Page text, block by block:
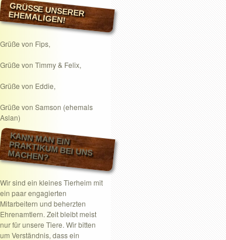
GRÜSSE UNSERER EHEMALIGEN!
Grüße von Fips,
Grüße von Timmy & Felix,
Grüße von Eddie,
Grüße von Samson (ehemals
Aslan)
KANN MAN EIN
PRAKTIKUM BEI UNS MACHEN?
Wir sind ein kleines Tierheim mit
ein paar engagierten
Mitarbeitern und beherzten
Ehrenamtlern. Zeit bleibt meist
nur für unsere Tiere. Wir bitten
um Verständnis, dass ein